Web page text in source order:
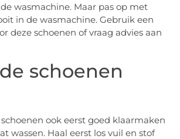
wasmachine. Maar pas op met
in de wasmachine. Gebruik een
deze schoenen of vraag advies aan
schoenen
ook eerst goed klaarmaken
wassen. Haal eerst los vuil en stof